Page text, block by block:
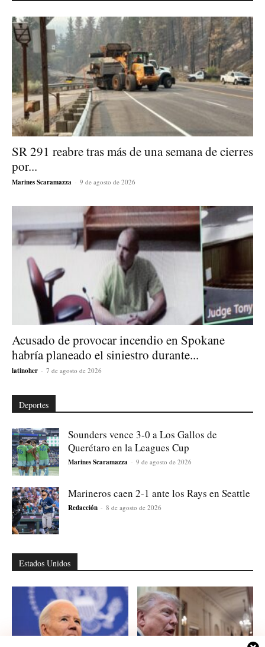
SR 291 reabre tras más de una semana de cierres
por...
Marines Scaramazza - 9 de agosto de 2026
Acusado de provocar incendio en Spokane
habría planeado el siniestro durante...
latinoher - 7 de agosto de 2026
Deportes
Sounders vence 3-0 a Los Gallos de
Querétaro en la Leagues Cup
Marines Scaramazza - 9 de agosto de 2026
Marineros caen 2-1 ante los Rays en Seattle
Redacción - 8 de agosto de 2026
Estados Unidos